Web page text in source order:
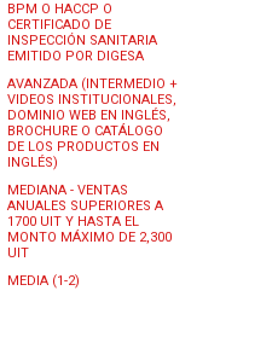
BPM O HACCP O
CERTIFICADO DE
INSPECCIÓN SANITARIA
EMITIDO POR DIGESA
AVANZADA (INTERMEDIO +
VIDEOS INSTITUCIONALES,
DOMINIO WEB EN INGLÉS,
BROCHURE O CATÁLOGO
DE LOS PRODUCTOS EN
INGLÉS)
MEDIANA - VENTAS
ANUALES SUPERIORES A
1700 UIT Y HASTA EL
MONTO MÁXIMO DE 2,300
UIT
MEDIA (1-2)